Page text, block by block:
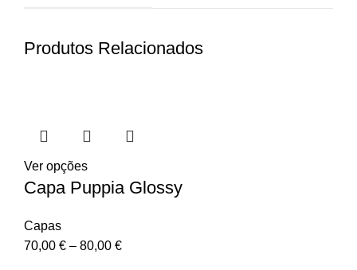
Produtos Relacionados
Ver opções
Capa Puppia Glossy
Capas
70,00 € – 80,00 €